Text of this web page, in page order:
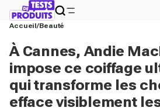
Accueil Beauté
À Cannes, Andie
impose ce coiffage
qui transforme les
efface visiblement